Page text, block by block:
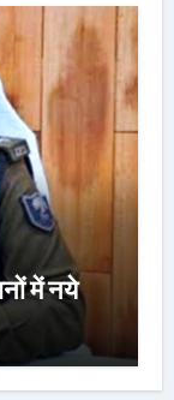
में नये